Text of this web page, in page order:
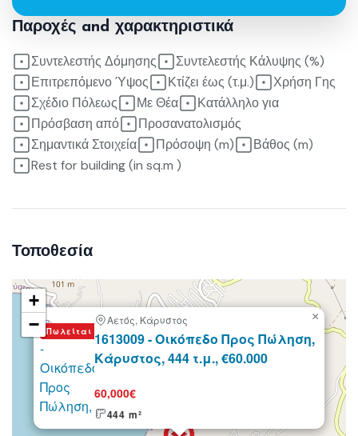
Παροχές and χαρακτηριστικά
Συντελεστής Δόμησης
Συντελεστής Κάλυψης (%)
Επιτρεπόμενο Ύψος
Κτίζει έως (τ.μ.)
Χρήση Γης
Σχέδιο Πόλεως
Με Θέα
Κατάλληλο για
Πρόσβαση από
Προσανατολισμός
Σημαντικά Στοιχεία
Πρόσοψη (m)
Βάθος (m)
Rest for building (in sq.m )
Τοποθεσία
Πωλείται
Αετός, Κάρυστος
1613009 - Οικόπεδο Προς Πώληση,
Κάρυστος, 444 τ.μ., €60.000
60,000€
444 m²
×
+
−